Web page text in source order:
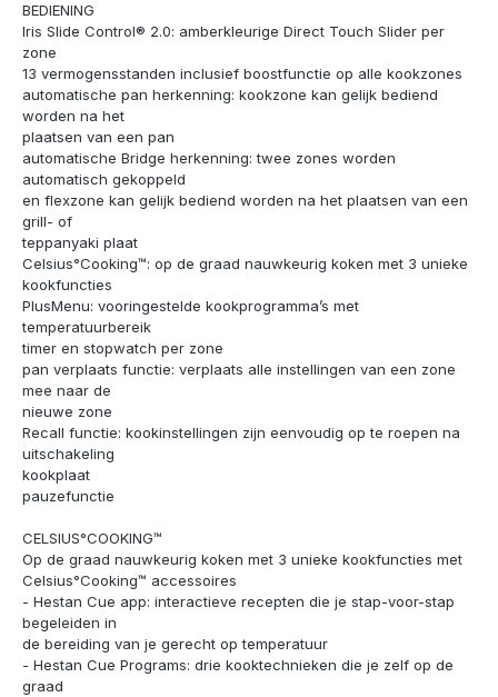
BEDIENING
Iris Slide Control® 2.0: amberkleurige Direct Touch Slider per
zone
13 vermogensstanden inclusief boostfunctie op alle kookzones
automatische pan herkenning: kookzone kan gelijk bediend
worden na het
plaatsen van een pan
automatische Bridge herkenning: twee zones worden
automatisch gekoppeld
en flexzone kan gelijk bediend worden na het plaatsen van een
grill- of
teppanyaki plaat
Celsius°Cooking™: op de graad nauwkeurig koken met 3 unieke
kookfuncties
PlusMenu: vooringestelde kookprogramma’s met
temperatuurbereik
timer en stopwatch per zone
pan verplaats functie: verplaats alle instellingen van een zone
mee naar de
nieuwe zone
Recall functie: kookinstellingen zijn eenvoudig op te roepen na
uitschakeling
kookplaat
pauzefunctie
CELSIUS°COOKING™
Op de graad nauwkeurig koken met 3 unieke kookfuncties met
Celsius°Cooking™ accessoires
- Hestan Cue app: interactieve recepten die je stap-voor-stap
begeleiden in
de bereiding van je gerecht op temperatuur
- Hestan Cue Programs: drie kooktechnieken die je zelf op de
graad